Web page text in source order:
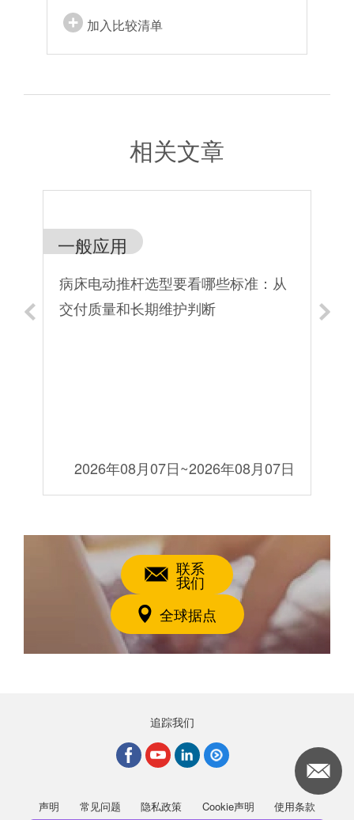
加入比较清单
相关文章
一般应用
病床电动推杆选型要看哪些标准：从
交付质量和长期维护判断
2026年08月07日~2026年08月07日
联系
我们
全球据点
追踪我们
声明 常见问题 隐私政策 Cookie声明 使用条款